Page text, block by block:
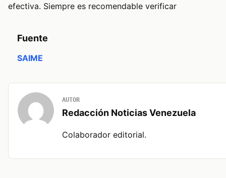
efectiva. Siempre es recomendable verificar
Fuente
SAIME
AUTOR
Redacción Noticias Venezuela
Colaborador editorial.